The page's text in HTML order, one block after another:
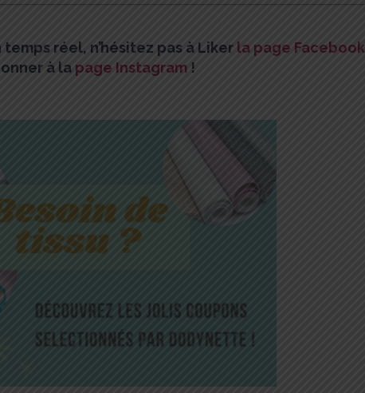
réel, n’hésitez pas à Liker la page Facebook
à la page Instagram !